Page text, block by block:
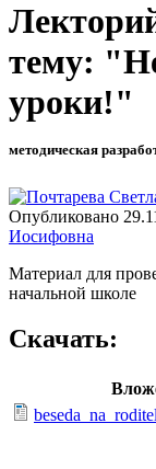
тему:
уроки!"
методическая
Опубликовано
Иосифовна
Материал для
начальной школе
Скачать: